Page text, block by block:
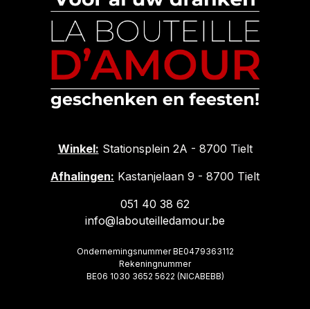
Winkel: Stationsplein 2A - 8700 Tielt
Afhalingen: Kastanjelaan 9 - 8700 Tielt
051 40 38 62
info@labouteilledamour.be
Ondernemingsnummer BE0479363112
Rekeningnummer
BE06 1030 3652 5622 (NICABEBB)